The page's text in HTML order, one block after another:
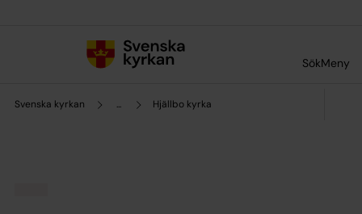
SökMeny
Svenska kyrkan ... Hjällbo kyrka